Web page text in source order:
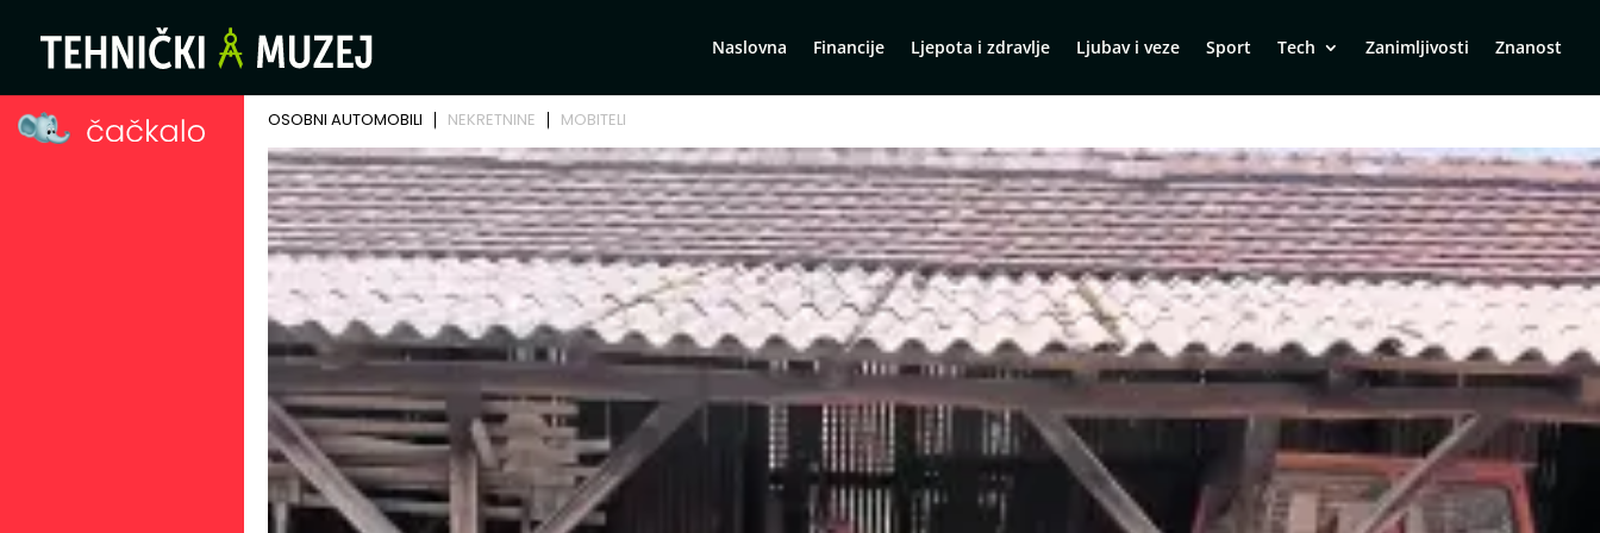
Naslovna Financije Ljepota i zdravlje Ljubav i veze Sport Tech Zanimljivosti Znanost